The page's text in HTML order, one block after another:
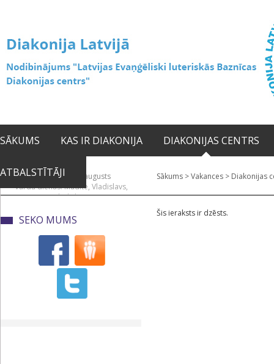
SĀKUMS KAS IR DIAKONIJA DIAKONIJAS CENTRS
ATBALSTĪTĀJI2026. gada 08. augusts
Vārda dienas: Mudīte, Vladislavs,
Vladislava
Sākums >Vakances > Diakonijas
SEKO MUMS
Šis ieraksts ir dzēsts.